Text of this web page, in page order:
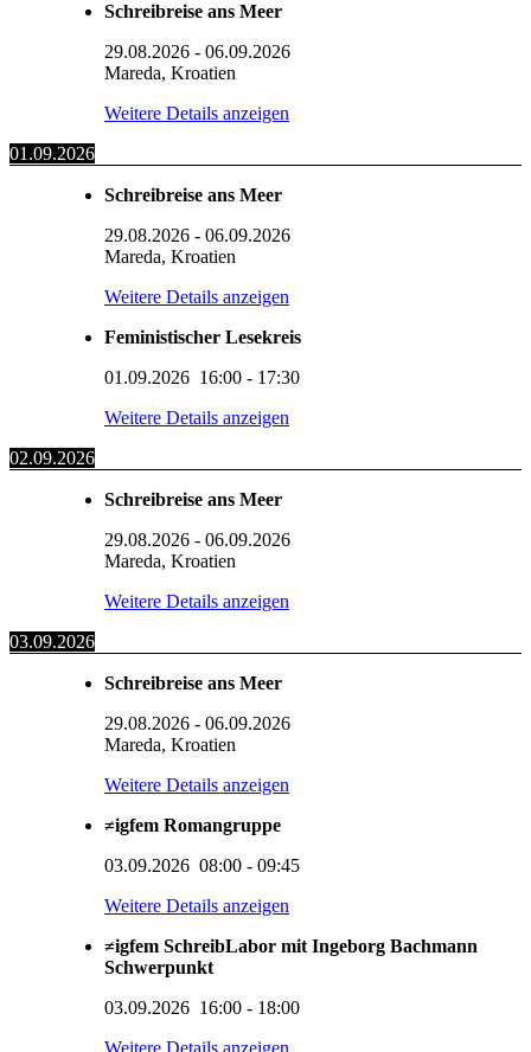
Schreibreise ans Meer
29.08.2026 - 06.09.2026
Mareda, Kroatien
Weitere Details anzeigen
01.09.2026
Schreibreise ans Meer
29.08.2026 - 06.09.2026
Mareda, Kroatien
Weitere Details anzeigen
Feministischer Lesekreis
01.09.2026 16:00 - 17:30
Weitere Details anzeigen
02.09.2026
Schreibreise ans Meer
29.08.2026 - 06.09.2026
Mareda, Kroatien
Weitere Details anzeigen
03.09.2026
Schreibreise ans Meer
29.08.2026 - 06.09.2026
Mareda, Kroatien
Weitere Details anzeigen
≠igfem Romangruppe
03.09.2026 08:00 - 09:45
Weitere Details anzeigen
≠igfem SchreibLabor mit Ingeborg Bachmann
Schwerpunkt
03.09.2026 16:00 - 18:00
Weitere Details anzeigen